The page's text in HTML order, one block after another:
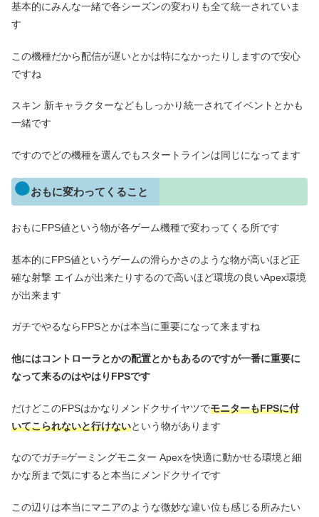
基本的にみんな一緒で各シーズンの変わりも全て統一されていま
す
この機種だから配信が遅いとかは特になかったりしますので安心
ですね
スキン 新キャラクターなどもしっかり統一されてイベントとかも
一緒です
ですのでどの機種を選んでもスタートラインは同じになってます
おもに変わってくること
おもにFPS値という物が各ゲーム機種で変わってくる所です
基本的にFPS値というゲームの滑らかさのような物が高いほど正
確な射撃 エイムが出来たりするので高いほど環境の良いApex環境
が出来ます
ガチでやるならFPSとかは本当に重要になって来ますね
他にはコントローラとかの配置とかもあるのですが一番に重要に
なって来るのはやはりFPSです
だけどこのFPSはかなりメンドクサイヤツでモニターもFPSに付
いてこられないと行けないという物があります
なのでガチ=ゲーミングモニター Apexを快適に動かせる環境と細
かな所まで気にすると本当にメンドクサイです
この辺りは本当にマニアのような微妙な違い位も感じる所みたい